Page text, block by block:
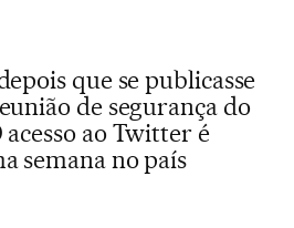
que se publicasse
de segurança do
ao Twitter é
semana no país